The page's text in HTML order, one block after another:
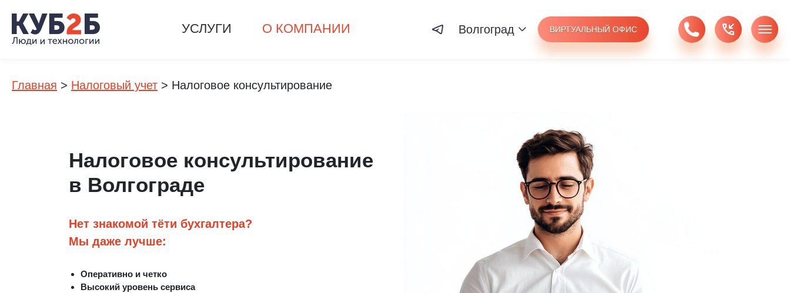
УСЛУГИ О КОМПАНИИ Волгоград ВИРТУАЛЬНЫЙ ОФИС
Главная > Налоговый учет > Налоговое консультирование
Налоговое консультирование
в Волгограде
Нет знакомой тёти бухгалтера?
Мы даже лучше:
Оперативно и четко
Высокий уровень сервиса